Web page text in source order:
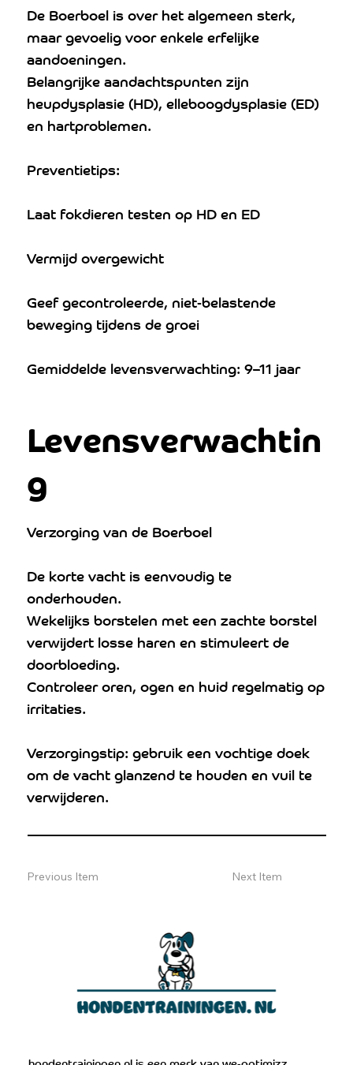
De Boerboel is over het algemeen sterk,
maar gevoelig voor enkele erfelijke
aandoeningen.
Belangrijke aandachtspunten zijn
heupdysplasie (HD), elleboogdysplasie (ED)
en hartproblemen.
Preventietips:
Laat fokdieren testen op HD en ED
Vermijd overgewicht
Geef gecontroleerde, niet-belastende
beweging tijdens de groei
Gemiddelde levensverwachting: 9–11 jaar
Levensverwachtin
g
Verzorging van de Boerboel
De korte vacht is eenvoudig te
onderhouden.
Wekelijks borstelen met een zachte borstel
verwijdert losse haren en stimuleert de
doorbloeding.
Controleer oren, ogen en huid regelmatig op
irritaties.
Verzorgingstip: gebruik een vochtige doek
om de vacht glanzend te houden en vuil te
verwijderen.
Previous Item Next Item